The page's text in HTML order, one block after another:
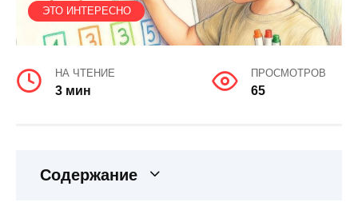
ЭТО ИНТЕРЕСНО
НА ЧТЕНИЕ
3 мин
ПРОСМОТРОВ
65
Содержание